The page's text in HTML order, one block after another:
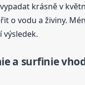
krásně v
o vodu a živiny.
výsledek.
a surfinie